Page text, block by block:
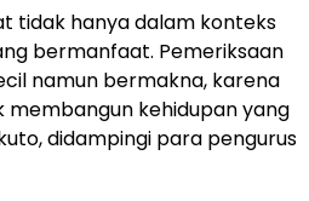
tidak hanya dalam konteks
bermanfaat. Pemeriksaan
namun bermakna, karena
kehidupan yang
didampingi para pengurus